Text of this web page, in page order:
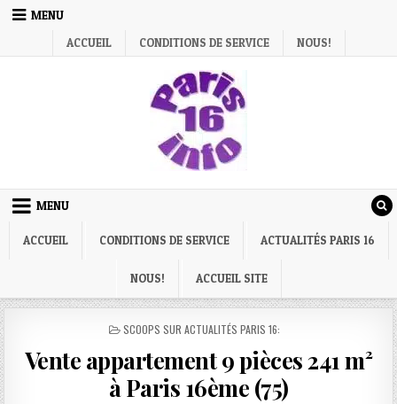
Skip
MENU
ACCUEIL
CONDITIONS DE SERVICE NOUS!
MENU
ACCUEIL CONDITIONS DE SERVICE ACTUALITÉS PARIS 16
NOUS! ACCUEIL SITE
POSTED
SCOOPS SUR ACTUALITÉS PARIS 16:
Vente appartement 9 pièces 241 m²
à Paris 16ème (75)